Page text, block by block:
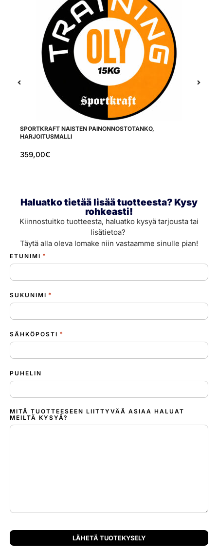
SPORTKRAFT NAISTEN PAINONNOSTOTANKO,
HARJOITUSMALLI
359,00€
Haluatko tietää lisää tuotteesta? Kysy
rohkeasti!
Kiinnostuitko tuotteesta, haluatko kysyä tarjousta tai
lisätietoa?
Täytä alla oleva lomake niin vastaamme sinulle pian!
ETUNIMI *
SUKUNIMI *
SÄHKÖPOSTI *
PUHELIN
MITÄ TUOTTEESEEN LIITTYVÄÄ ASIAA HALUAT
MEILTÄ KYSYÄ?